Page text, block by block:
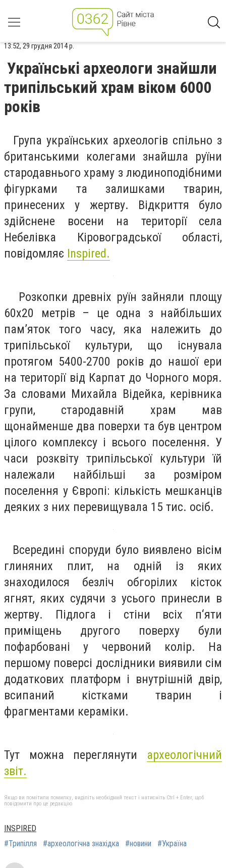
13:52, 29 грудня 2014 р.
Українські археологи знайшли
трипільський храм віком 6000
років
Група українських археологів спільно з
британськими колегами знайшла руїни
стародавнього храму з людиноподібними
фігурками та залишками тварин,
принесених у жертву. Відкриття було
здійснене восени на території села
Небелівка Кіровоградської області,
повідомляє Inspired.
Розкопки древніх руїн зайняли площу
60х20 метрів – це одна з найбільших
пам’яток того часу, яка належить до
трипільської культури, що існувала
протягом 5400-2700 років до нашої ери
на території від Карпат до Чорного моря.
За словами Михайла Відейка, керівника
групи, стародавній храм мав
щонайменше два поверхи та був центром
цілого комплексу і всього поселення. У
часи розквіту трипільської культури їй
належали найбільші за розміром
поселення у Європі: кількість мешканців
деяких з них перевищувала 15 тис. осіб.
Всередині споруди було виявлено вісім
глиняних плит, на одній із яких
знаходилося безліч обгорілих кісток
ягнят, яких судячи з усього принесли в
жертву. Підлога і стіни всіх п‘яти
приміщень другого поверху були
пофарбовані у червоний колір. На
першому поверсі дослідники виявили сім
додаткових платформ і внутрішній двір,
всипаний кістками тварин і
фрагментами кераміки.
Тут можна переглянути археологічний
звіт.
Якщо ви помітили помилку, виділіть необхідний текст і натисніть Ctrl + Enter, щоб
повідомити про це редакцію
INSPIRED
#Трипілля
#археологічна знахідка #новини #Україна